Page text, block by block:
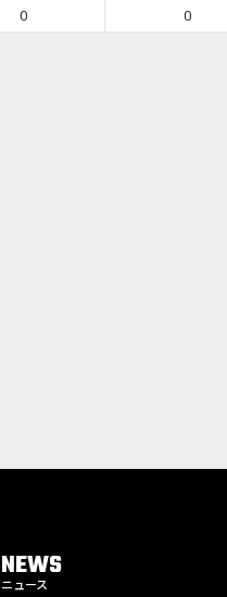
0 0
NEWS
ニュース